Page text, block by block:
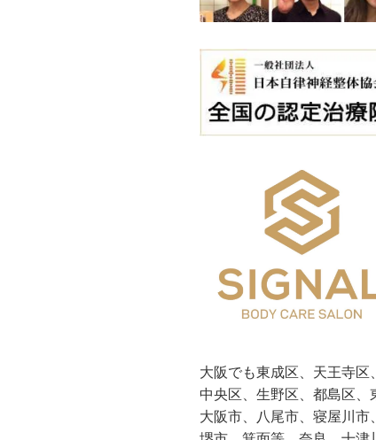
大阪でも東成区、天王寺区、
中央区、生野区、都島区、
大阪市、八尾市、寝屋川市、